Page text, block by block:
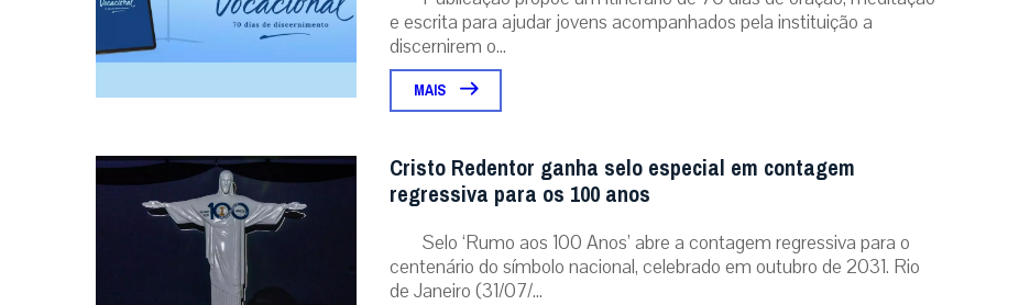
e escrita para ajudar jovens acompanhados pela instituição a
discernirem o...
MAIS
Cristo Redentor ganha selo especial em contagem
regressiva para os 100 anos
Selo ‘Rumo aos 100 Anos’ abre a contagem regressiva para o
centenário do símbolo nacional, celebrado em outubro de 2031. Rio
de Janeiro (31/07/...